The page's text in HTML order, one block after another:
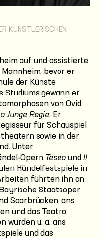
KÜNSTLERISCHEN
auf und assistierte
bevor er
der Künste
Studiums gewann er
von Ovid
Junge Regie. Er
für Schauspiel
sowie in der
Unter
Opern Teseo und Il
Händelfestspiele in
führten ihn an
Staatsoper,
Saarbrücken, ans
und das Teatro
wurden u. a. ans
und das